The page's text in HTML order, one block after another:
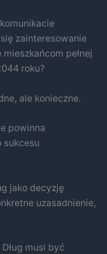
zainteresowanie
pełnej
roku?
ale konieczne.
powinna
sukcesu
jako decyzję
uzasadnienie,
musi być